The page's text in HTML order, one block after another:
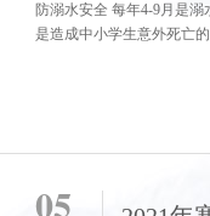
防溺水安全 每年4-9月是
是造成中小学生意外死亡
05